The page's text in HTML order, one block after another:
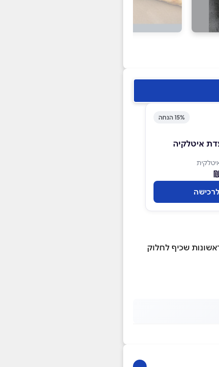
15% הנחה
איטלקיה
לרכישה
שכיף לחלוק